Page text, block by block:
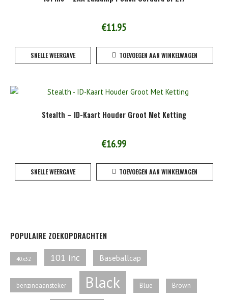
€11.95
SNELLE WEERGAVE TOEVOEGEN AAN WINKELWAGEN
Stealth – ID-Kaart Houder Groot Met Ketting
€16.99
SNELLE WEERGAVE TOEVOEGEN AAN WINKELWAGEN
POPULAIRE ZOEKOPDRACHTEN
40x32 101 inc Baseballcap
benzineaansteker Black Blue Brown